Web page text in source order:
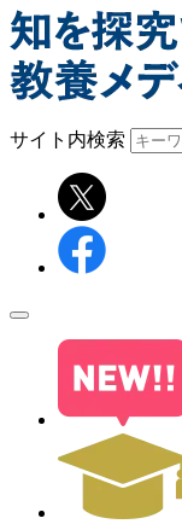
サイト内検索